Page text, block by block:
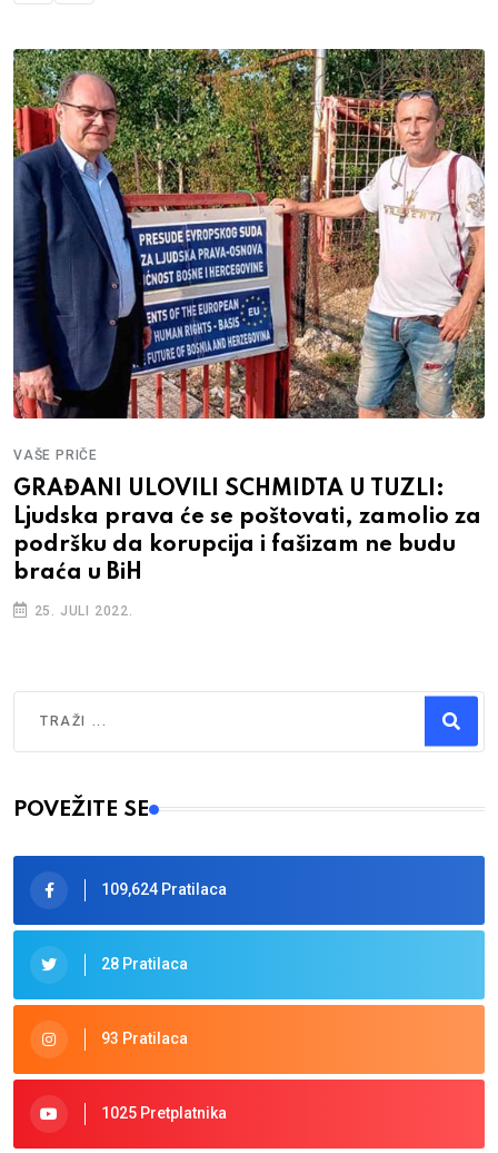
VAŠE PRIČE
GRAĐANI ULOVILI SCHMIDTA U TUZLI:
Ljudska prava će se poštovati, zamolio za
podršku da korupcija i fašizam ne budu
braća u BiH
25. JULI 2022.
Type 2 or more characters for results.
POVEŽITE SE
109,624 Pratilaca
28 Pratilaca
93 Pratilaca
1025 Pretplatnika